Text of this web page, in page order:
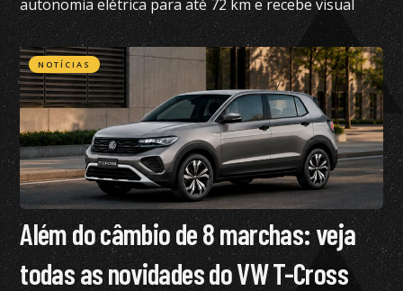
autonomia elétrica para até 72 km e recebe visual
renovado
NOTÍCIAS
Além do câmbio de 8 marchas: veja
todas as novidades do VW T-Cross